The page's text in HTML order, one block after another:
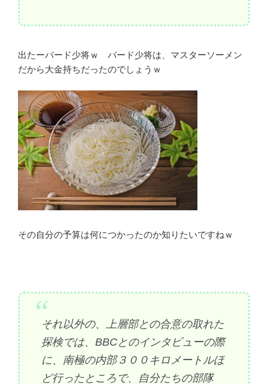
出たーバード少将ｗ バード少将は、マスターソーメン
だから大金持ちだったのでしょうｗ
その自分の予算は何につかったのか知りたいですねｗ
それ以外の、上層部との合意の取れた
探検では、BBCとのインタビューの際
に、南極の内部３００キロメートルほ
ど行ったところで、自分たちの部隊